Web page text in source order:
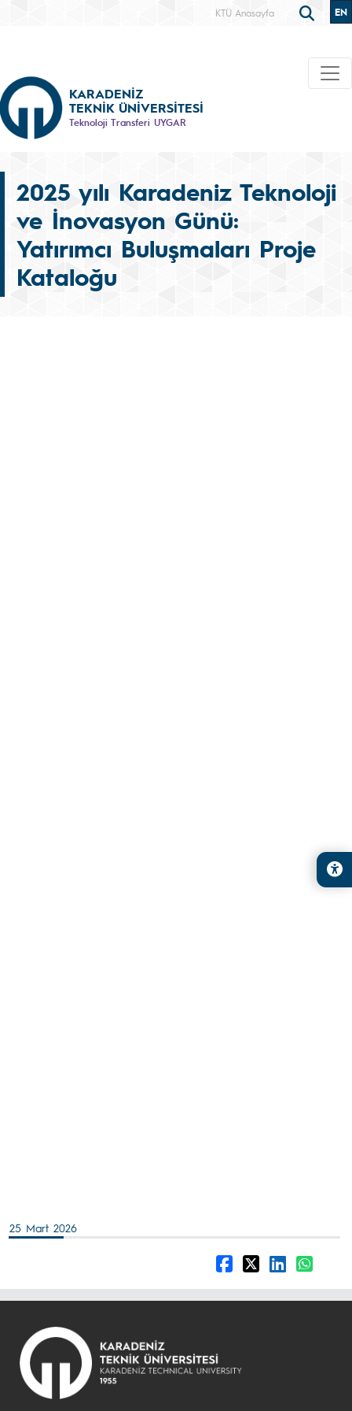
KTÜ Anasayfa EN
KARADENİZ
TEKNİK ÜNİVERSİTESİ
Teknoloji Transferi UYGAR
2025 yılı Karadeniz Teknoloji
ve İnovasyon Günü:
Yatırımcı Buluşmaları Proje
Kataloğu
25 Mart 2026